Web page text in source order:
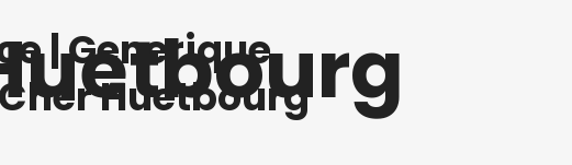
| Generique
Huetbourg